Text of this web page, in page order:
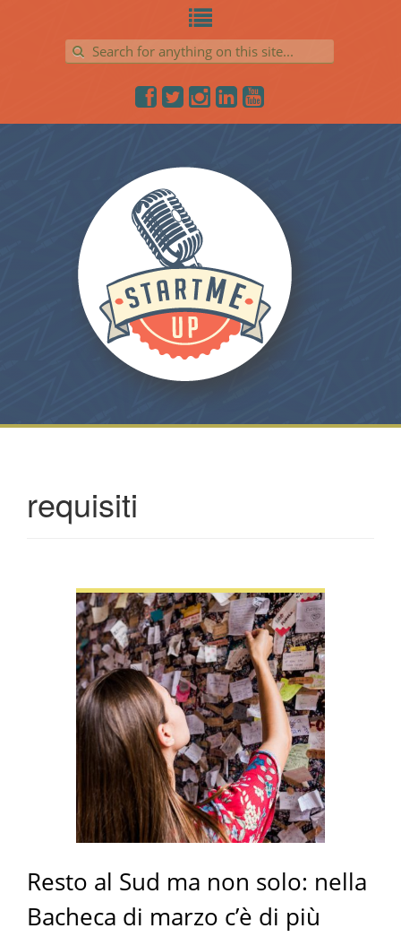
Search for:
requisiti
Resto al Sud ma non solo: nella
Bacheca di marzo c’è di più